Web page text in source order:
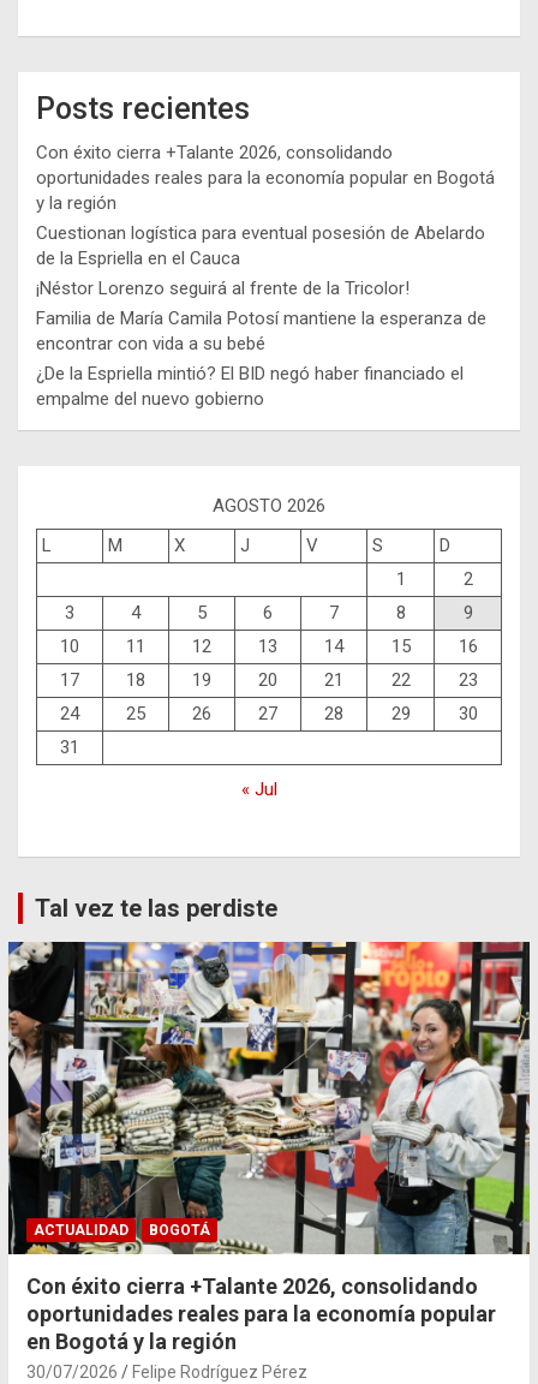
Posts recientes
Con éxito cierra +Talante 2026, consolidando
oportunidades reales para la economía popular en Bogotá
y la región
Cuestionan logística para eventual posesión de Abelardo
de la Espriella en el Cauca
¡Néstor Lorenzo seguirá al frente de la Tricolor!
Familia de María Camila Potosí mantiene la esperanza de
encontrar con vida a su bebé
¿De la Espriella mintió? El BID negó haber financiado el
empalme del nuevo gobierno
AGOSTO 2026
L
M X J V S
D
1
2
3
4 5 6 7 8
9
10
11 12 13 14 15
16
17
18 19 20 21 22
23
24
25 26 27 28 29
30
31
« Jul
Tal vez te las perdiste
ACTUALIDAD BOGOTÁ
Con éxito cierra +Talante 2026, consolidando
oportunidades reales para la economía popular
en Bogotá y la región
30/07/2026 Felipe Rodríguez Pérez